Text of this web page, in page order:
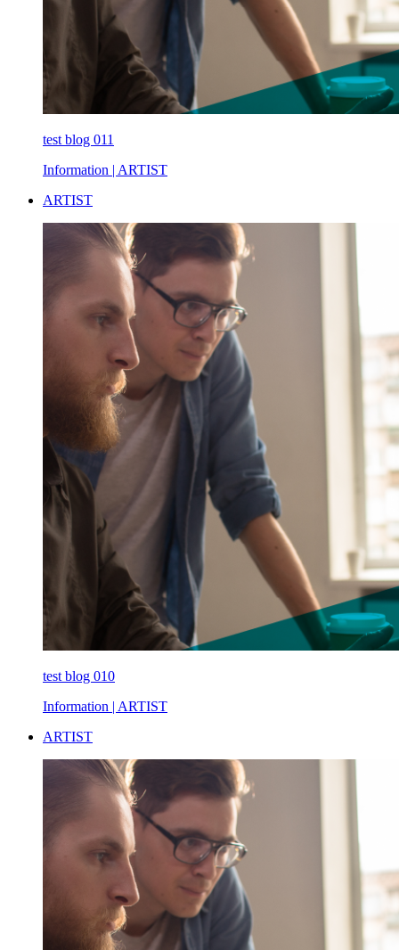
test blog 011
Information | ARTIST
ARTIST
test blog 010
Information | ARTIST
ARTIST